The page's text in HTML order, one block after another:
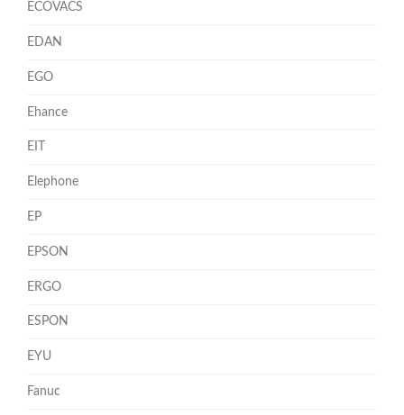
ECOVACS
EDAN
EGO
Ehance
EIT
Elephone
EP
EPSON
ERGO
ESPON
EYU
Fanuc